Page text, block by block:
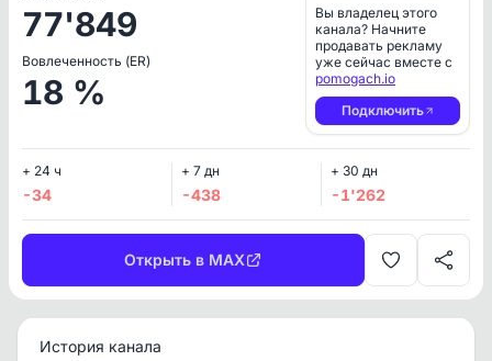
77'849
Вовлеченность (ER)
18 %
Вы владелец этого
канала? Начните
продавать рекламу
уже сейчас вместе с
pomogach.io
Подключить
+ 24 ч
-34
+ 7 дн
-438
+ 30 дн
-1'262
Открыть в MAX
История канала